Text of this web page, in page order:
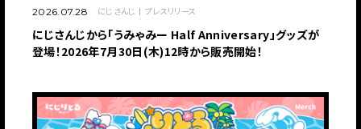
2026.07.28 にじさんじ プレスリリース
にじさんじから「うみゃみー Half Anniversary」グッズが
登場！2026年7月30日(木)12時から販売開始！